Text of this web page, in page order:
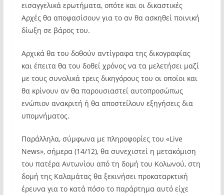
εισαγγελικά ερωτήματα, οπότε και οι δικαστικές
Αρχές θα αποφασίσουν για το αν θα ασκηθεί ποινική
δίωξη σε βάρος του.
Αρχικά θα του δοθούν αντίγραφα της δικογραφίας
και έπειτα θα του δοθεί χρόνος να τα μελετήσει μαζί
με τους συνολικά τρεις δικηγόρους του οι οποίοι και
θα κρίνουν αν θα παρουσιαστεί αυτοπροσώπως
ενώπιον ανακριτή ή θα αποστείλουν εξηγήσεις δια
υπομνήματος.
Παράλληλα, σύμφωνα με πληροφορίες του «Live
News», σήμερα (14/12), θα συνεχιστεί η μετακόμιση
του πατέρα Αντωνίου από τη δομή του Κολωνού, στη
δομή της Καλαμάτας θα ξεκινήσει προκαταρκτική
έρευνα για το κατά πόσο το παράρτημα αυτό είχε